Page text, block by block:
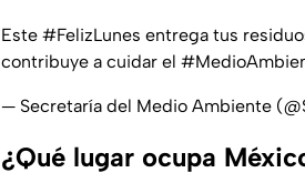
Este #FelizLunes entrega tus
contribuye a cuidar el
— Secretaría del Medio Ambiente
¿Qué lugar ocupa